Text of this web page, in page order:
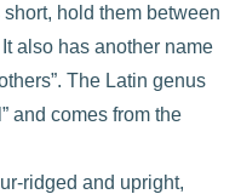
hold them between
also has another name
The Latin genus
and comes from the
ridged and upright,